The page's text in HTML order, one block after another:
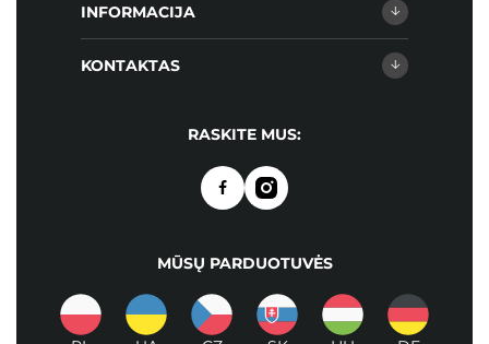
INFORMACIJA
KONTAKTAS
RASKITE MUS:
MŪSŲ PARDUOTUVĖS